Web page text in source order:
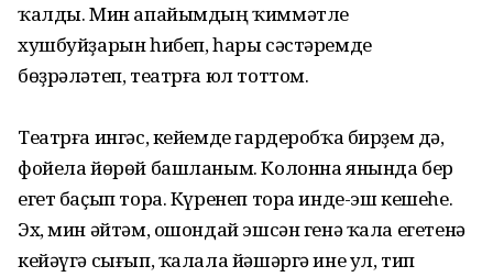
ҡалды. Мин апайымдың ҡиммәтле
хушбуйҙарын һибеп, һары сәстәремде
бөҙрәләтеп, театрға юл тоттом.
Театрға ингәс, кейемде гардеробҡа бирҙем дә,
фойела йөрөй башланым. Колонна янында бер
егет баҫып тора. Күренеп тора инде-эш кешеһе.
Эх, мин әйтәм, ошондай эшсән генә ҡала егетенә
кейәүгә сығып, ҡалала йәшәргә ине ул, тип